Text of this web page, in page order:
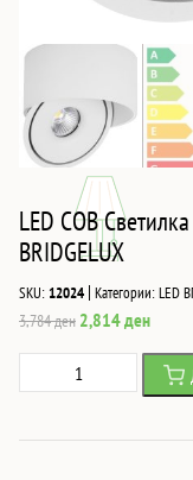
LED COB
BRIDGELUX
SKU:12024 | Категории:LED
3,784ден Original
was:
3,784 ден.
2,814денCurrent
price
2,814
COB